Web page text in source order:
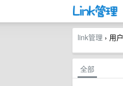
link管理 › 用户
全部